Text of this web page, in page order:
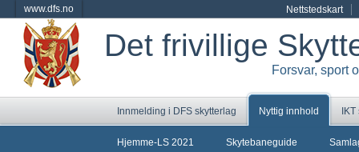
www.dfs.no Nettstedskart
Det frivillige
Forsvar, sport
Innmelding i DFS skytterlag Nyttig innhold
Hjemme-LS 2021
Skytebaneguide